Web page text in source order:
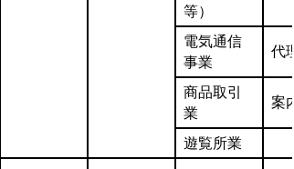
等）
電気通信
事業
代
商品取引
業
案
遊覧所業